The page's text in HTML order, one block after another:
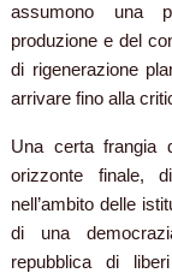
assumono una
produzione e del
di rigenerazione
arrivare fino alla
Una certa frangia
orizzonte finale,
nell’ambito delle
di una
repubblica di